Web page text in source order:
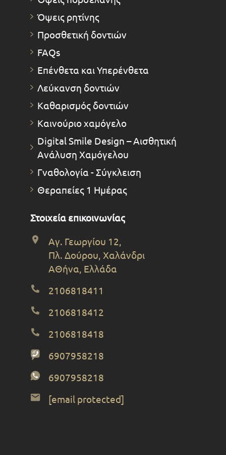
Όψεις ρητίνης
Προσθετική δοντιών
FAQs
Επένθετα και Υπερένθετα
Λεύκανση δοντιών
Καθαρισμός δοντιών
Καινούριο χαμόγελο
Digital Smile Design – Αισθητική
Ανάλυση Χαμόγελου
Γναθολογία - Σύγκλειση
Θεραπείες 1 Ημέρας
Στοιχεία επικοινωνίας
Αγ. Γεωργίου 12,
Πλ. Δούρου, Χαλάνδρι
ΑΘήνα, Ελλάδα
2106818411
2106818412
2106818418
6907958218
6907958218
[email protected]